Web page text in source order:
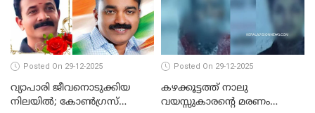
Posted On 29-12-2025
വ്യാപാരി ജീവനൊടുക്കിയ
നിലയില്‍; കോണ്‍ഗ്രസ്
Posted On 29-12-2025
കഴക്കൂട്ടത്ത് നാലു
വയസ്സുകാരന്റെ മരണം